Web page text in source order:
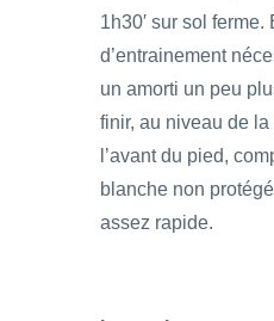
1h30′ sur sol
d’entrainement
un amorti un peu
finir, au niveau de
l’avant du pied,
blanche non
assez rapide.